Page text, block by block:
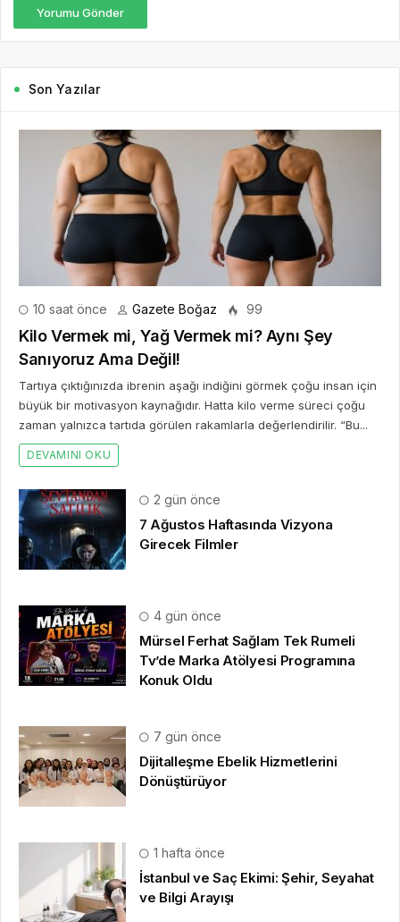
Yorumu Gönder
Son Yazılar
10 saat önce Gazete Boğaz 99
Kilo Vermek mi, Yağ Vermek mi? Aynı Şey
Sanıyoruz Ama Değil!
Tartıya çıktığınızda ibrenin aşağı indiğini görmek çoğu insan için
büyük bir motivasyon kaynağıdır. Hatta kilo verme süreci çoğu
zaman yalnızca tartıda görülen rakamlarla değerlendirilir. “Bu...
DEVAMINI OKU
2 gün önce
7 Ağustos Haftasında Vizyona
Girecek Filmler
4 gün önce
Mürsel Ferhat Sağlam Tek Rumeli
Tv’de Marka Atölyesi Programına
Konuk Oldu
7 gün önce
Dijitalleşme Ebelik Hizmetlerini
Dönüştürüyor
1 hafta önce
İstanbul ve Saç Ekimi: Şehir, Seyahat
ve Bilgi Arayışı